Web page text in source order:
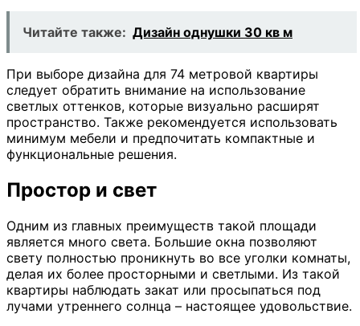
Читайте также: Дизайн однушки 30 кв м
При выборе дизайна для 74 метровой квартиры
следует обратить внимание на использование
светлых оттенков, которые визуально расширят
пространство. Также рекомендуется использовать
минимум мебели и предпочитать компактные и
функциональные решения.
Простор и свет
Одним из главных преимуществ такой площади
является много света. Большие окна позволяют
свету полностью проникнуть во все уголки комнаты,
делая их более просторными и светлыми. Из такой
квартиры наблюдать закат или просыпаться под
лучами утреннего солнца – настоящее удовольствие.